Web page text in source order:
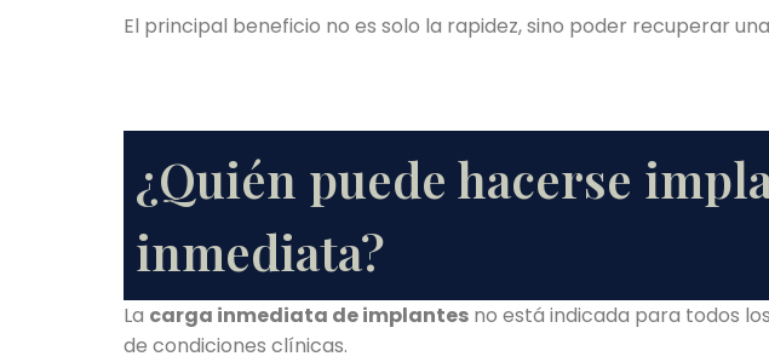
El principal beneficio no es solo la rapidez, sino poder recuperar
¿Quién puede hacerse
inmediata?
La carga inmediata de implantes no está indicada para todos
de condiciones clínicas.